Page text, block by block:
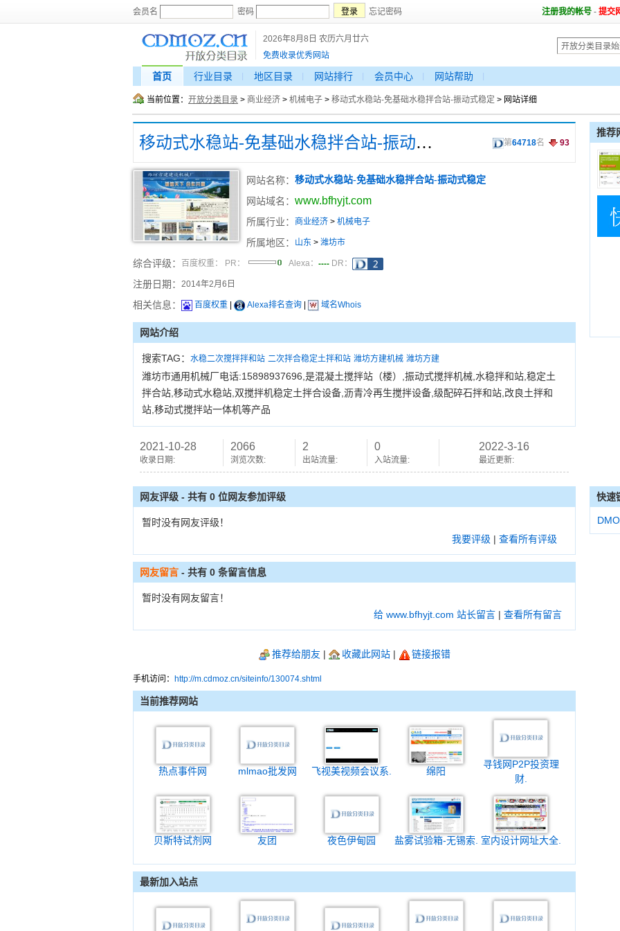
会员名 密码 忘记密码 注册我的帐号 - 提交
2026年8月8日 农历六月廿六
免费收录优秀网站
首页 行业目录 地区目录 网站排行 会员中心 网站帮助
当前位置： 开放分类目录 > 商业经济 > 机械电子 > 移动式水稳站-免基础水稳拌合站-振动式稳定 > 网站详细
移动式水稳站-免基础水稳拌合站-振动式稳定 第64718名 93
网站名称： 移动式水稳站-免基础水稳拌合站-振动式稳定
网站域名： www.bfhyjt.com
所属行业： 商业经济 > 机械电子
所属地区： 山东 > 潍坊市
综合评级： 百度权重： PR： Alexa： ---- DR：
注册日期： 2014年2月6日
相关信息： 百度权重 Alexa排名查询 域名Whois
网站介绍
搜索TAG： 水稳二次搅拌拌和站 二次拌合稳定土拌和站 潍坊方建机械 潍坊方建
潍坊市通用机械厂电话:15898937696,是混凝土搅拌站（楼）,振动式搅拌机械,水稳拌和站,稳定土
拌合站,移动式水稳站,双搅拌机稳定土拌合设备,沥青冷再生搅拌设备,级配碎石拌和站,改良土拌和
站,移动式搅拌站一体机等产品
2021-10-28
收录日期:
2066
浏览次数:
2
出站流量:
0
入站流量:
2022-3-16
最近更新:
推荐
网友评级 - 共有 0 位网友参加评级
暂时没有网友评级！
我要评级 | 查看所有评级
网友留言 - 共有 0 条留言信息
暂时没有网友留言！
给 www.bfhyjt.com 站长留言 | 查看所有留言
推荐给朋友 | 收藏此网站| 链接报错
手机访问： http://m.cdmoz.cn/siteinfo/130074.shtml
当前推荐网站
热点事件网 mlmao批发网 飞视美视频会议系. 绵阳
寻钱网P2P投资理
财.
贝斯特试剂网 友团 夜色伊甸园 盐雾试验箱-无锡索. 室内设计网址大全.
最新加入站点
快速